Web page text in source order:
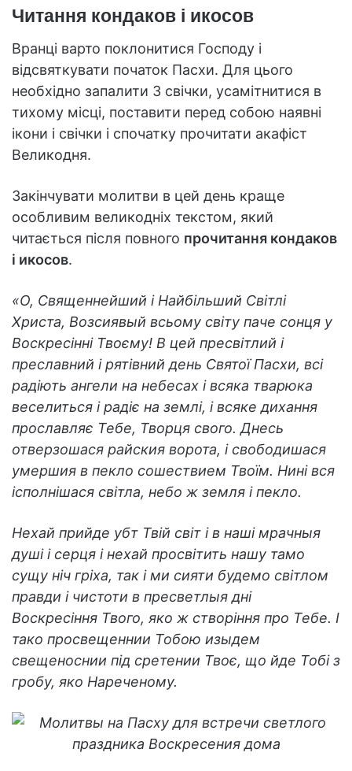
Читання кондаков і икосов
Вранці варто поклонитися Господу і
відсвяткувати початок Пасхи. Для цього
необхідно запалити 3 свічки, усамітнитися в
тихому місці, поставити перед собою наявні
ікони і свічки і спочатку прочитати акафіст
Великодня.
Закінчувати молитви в цей день краще
особливим великодніх текстом, який
читається після повного прочитання кондаков
і икосов.
«О, Священнейший і Найбільший Світлі
Христа, Возсиявый всьому світу паче сонця у
Воскресінні Твоєму! В цей пресвітлий і
преславний і рятівний день Святої Пасхи, всі
радіють ангели на небесах і всяка тварюка
веселиться і радіє на землі, і всяке дихання
прославляє Тебе, Творця свого. Днесь
отверзошася райския ворота, і свободишася
умершия в пекло сошествием Твоїм. Нині вся
ісполнішася світла, небо ж земля і пекло.
Нехай прийде убт Твій світ і в наші мрачныя
душі і серця і нехай просвітить нашу тамо
сущу ніч гріха, так і ми сияти будемо світлом
правди і чистоти в пресветлыя дні
Воскресіння Твого, яко ж створіння про Тебе. І
тако просвещеннии Тобою изыдем
свещеноснии під сретении Твоє, що йде Тобі з
гробу, яко Нареченому.